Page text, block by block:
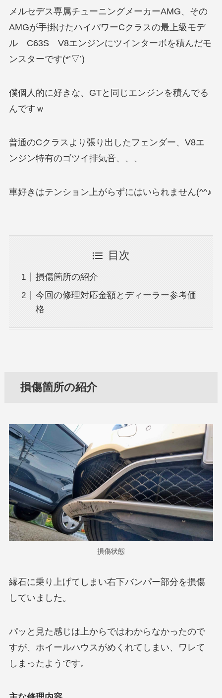
メルセデス専属チューニングメーカーAMG、その
AMGが手掛けたハイパワーCクラスの最上級モデ
ル C63S V8エンジンにツインターボを積んだモ
ンスターです(*’▽’)
僕個人的に好きな、GTと同じエンジンを積んでる
んですｗ
普通のCクラスより張り出したフェンダー、V8エ
ンジン特有のゴツイ排気音、、、
車好きはテンション上がらずにはいられません(^^♪
目次
損傷箇所の紹介
今回の修理対応金額とディーラー参考価
格
損傷箇所の紹介
損傷状態
縁石に乗り上げてしまい右下バンパー部分を損傷
していました。
パッと見た感じは上からではわからなかったので
すが、ホイールハウスがめくれてしまい、ワレて
しまったようです。